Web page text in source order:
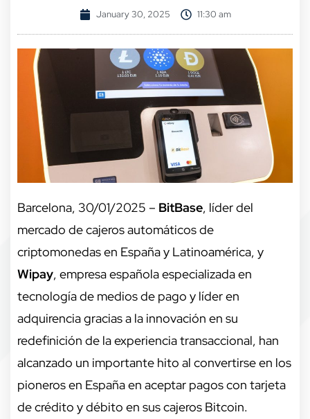
January 30, 2025 11:30 am
Barcelona, 30/01/2025 – BitBase, líder del
mercado de cajeros automáticos de
criptomonedas en España y Latinoamérica, y
Wipay, empresa española especializada en
tecnología de medios de pago y líder en
adquirencia gracias a la innovación en su
redefinición de la experiencia transaccional, han
alcanzado un importante hito al convertirse en los
pioneros en España en aceptar pagos con tarjeta
de crédito y débito en sus cajeros Bitcoin.